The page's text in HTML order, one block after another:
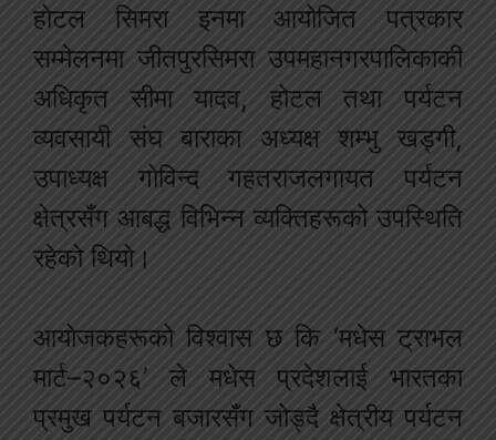
होटल सिमरा इनमा आयोजित पत्रकार
सम्मेलनमा जीतपुरसिमरा उपमहानगरपालिकाकी
अधिकृत सीमा यादव, होटल तथा पर्यटन
व्यवसायी संघ बाराका अध्यक्ष शम्भु खड्गी,
उपाध्यक्ष गोविन्द गहतराजलगायत पर्यटन
क्षेत्रसँग आबद्ध विभिन्न व्यक्तिहरूको उपस्थिति
रहेको थियो।
आयोजकहरूको विश्वास छ कि ‘मधेस ट्राभल
मार्ट–२०२६’ ले मधेस प्रदेशलाई भारतका
प्रमुख पर्यटन बजारसँग जोड्दै क्षेत्रीय पर्यटन